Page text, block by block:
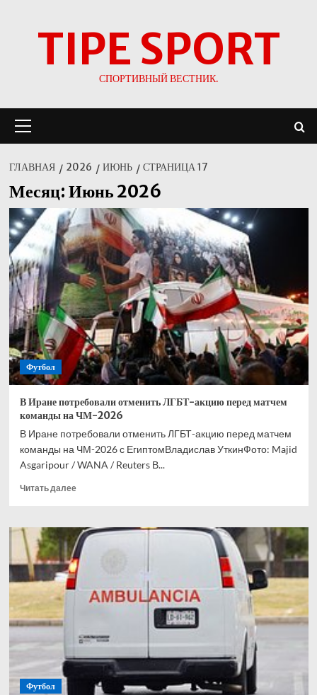
TIPE SPORT
СПОРТИВНЫЙ ВЕСТНИК.
меню
ГЛАВНАЯ 2026 ИЮНЬ СТРАНИЦА 17
Месяц:Июнь 2026
Футбол
В Иране потребовали отменить ЛГБТ-акцию перед матчем
команды на ЧМ-2026
В Иране потребовали отменить ЛГБТ-акцию перед матчем
команды на ЧМ-2026 с ЕгиптомВладислав УткинФото: Majid
Asgaripour / WANA / Reuters В...
Читать далееПрочитать
В
Иране
потребовали
отменить
ЛГБТ-
акцию
перед
команды
на
ЧМ-2026
Футбол